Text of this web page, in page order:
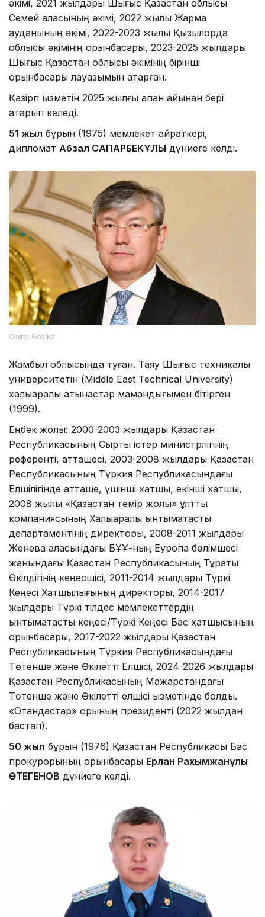
әкімі, 2021 жылдары Шығыс Қазақстан облысы
Семей қаласының әкімі, 2022 жылы Жарма
ауданының әкімі, 2022-2023 жылы Қызылорда
облысы әкімінің орынбасары, 2023-2025 жылдары
Шығыс Қазақстан облысы әкімінің бірінші
орынбасары лауазымын атқарған.
Қазіргі қызметін 2025 жылғы ақпан айынан бері
атқарып келеді.
51 жыл бұрын (1975) мемлекет қайраткері,
дипломат Абзал САПАРБЕКҰЛЫ дүниеге келді.
Фото: Gov.kz
Жамбыл облысында туған. Таяу Шығыс техникалық
университетін (Middle East Technical University)
халықаралық қатынастар мамандығымен бітірген
(1999).
Еңбек жолы: 2000-2003 жылдары Қазақстан
Республикасының Сыртқы істер министрлігінің
референті, атташесі, 2003-2008 жылдары Қазақстан
Республикасының Түркия Республикасындағы
Елшілігінде атташе, үшінші хатшы, екінші хатшы,
2008 жылы «Қазақстан темір жолы» ұлттық
компаниясының Халықаралық ынтымақтастық
департаментінің директоры, 2008-2011 жылдары
Женева қаласындағы БҰҰ-ның Еуропа бөлімшесі
жанындағы Қазақстан Республикасының Тұрақты
Өкілдігінің кеңесшісі, 2011-2014 жылдары Түркі
Кеңесі Хатшылығының директоры, 2014-2017
жылдары Түркі тілдес мемлекеттердің
ынтымақтастық кеңесі/Түркі Кеңесі Бас хатшысының
орынбасары, 2017-2022 жылдары Қазақстан
Республикасының Түркия Республикасындағы
Төтенше және Өкілетті Елшісі, 2024-2026 жылдары
Қазақстан Республикасының Мажарстандағы
Төтенше және Өкілетті елшісі қызметінде болды.
«Отандастар» қорының президенті (2022 жылдан
бастап).
50 жыл бұрын (1976) Қазақстан Республикасы Бас
прокурорының орынбасары Ерлан Рахымжанұлы
ӨТЕГЕНОВ дүниеге келді.